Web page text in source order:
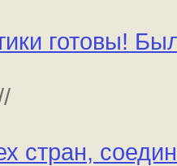
готовы!
стран,